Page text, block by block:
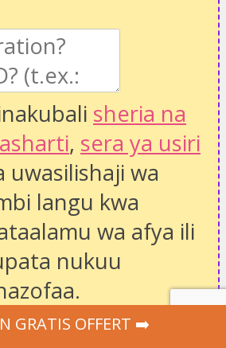
sheria na
, sera ya usiri
uwasilishaji wa
langu kwa
wa afya ili
nukuu
GRATIS OFFERT ➡️